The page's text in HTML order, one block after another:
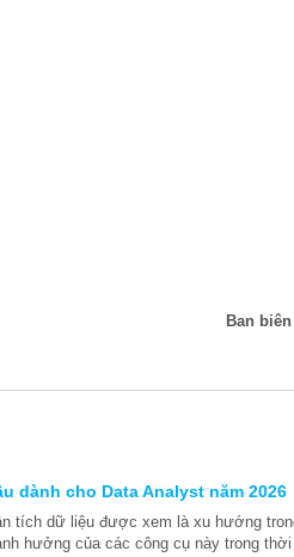
Ban
dành cho Data Analyst năm 2026
tích dữ liệu được xem là xu hướng
hưởng của các công cụ này trong